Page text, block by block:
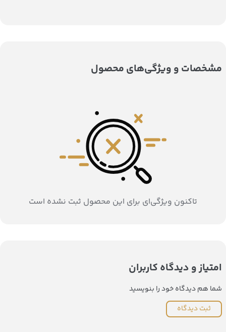
مشخصات و ویژگی‌های محصول
تاکنون ویژگی‌ای برای این محصول ثبت نشده است
امتیاز و دیدگاه کاربران
شما هم دیدگاه خود را بنویسید
ثبت دیدگاه